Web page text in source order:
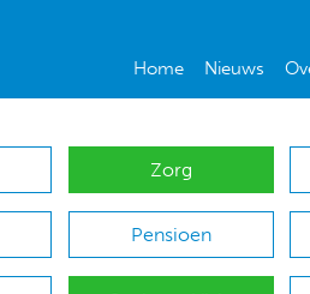
Home Nieuws
Zorg
Pensioen